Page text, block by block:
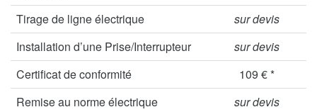
Tirage de ligne électrique
sur devis
Installation d’une Prise/Interrupteur
sur devis
Certificat de conformité
109 € *
Remise au norme électrique
sur devis